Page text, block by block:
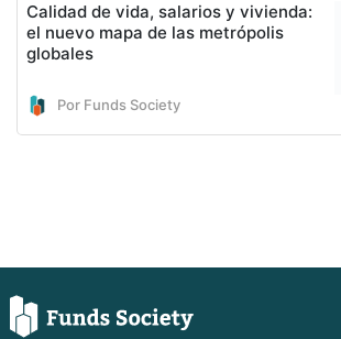
Calidad de vida, salarios y vivienda:
el nuevo mapa de las metrópolis
globales
Por Funds Society